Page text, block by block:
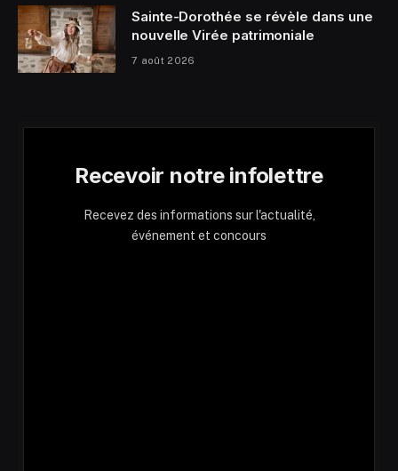
Sainte-Dorothée se révèle dans une
nouvelle Virée patrimoniale
7 août 2026
Recevoir notre infolettre
Recevez des informations sur l'actualité,
événement et concours